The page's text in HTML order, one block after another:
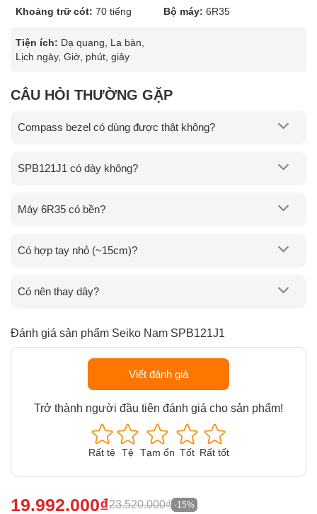
Khoảng trữ cót: 70 tiếng Bộ máy: 6R35
Tiện ích: Dạ quang, La bàn,
Lịch ngày, Giờ, phút, giây
CÂU HỎI THƯỜNG GẶP
Compass bezel có dùng được thật không?
SPB121J1 có dày không?
Máy 6R35 có bền?
Có hợp tay nhỏ (~15cm)?
Có nên thay dây?
Đánh giá sản phẩm Seiko Nam SPB121J1
Viết đánh giá
Trở thành người đầu tiên đánh giá cho sản phẩm!
Rất tệ Tệ Tạm ổn Tốt Rất tốt
19.992.000₫23.520.000₫ -15%